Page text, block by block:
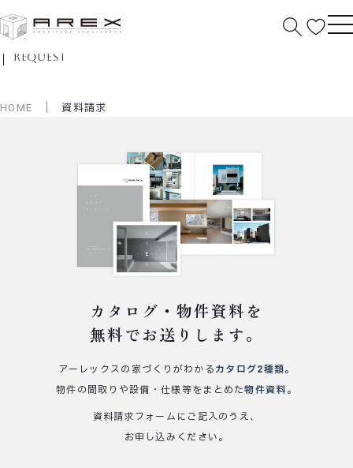
資料請求
request
HOME 資料請求
カタログ・物件資料を
無料でお送りします。
アーレックスの家づくりがわかる カタログ2種類。
物件の間取りや設備・仕様等をまとめた物件資料 。
資料請求フォームにご記入のうえ、
お申し込みください。